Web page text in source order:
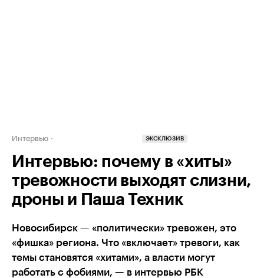
Интервью ЭКСКЛЮЗИВ
Интервью: почему в «хиты»
тревожности выходят слизни,
дроны и Паша Техник
Новосибирск — «политически» тревожен, это
«фишка» региона. Что «включает» тревоги, как
темы становятся «хитами», а власти могут
работать с фобиями, — в интервью РБК